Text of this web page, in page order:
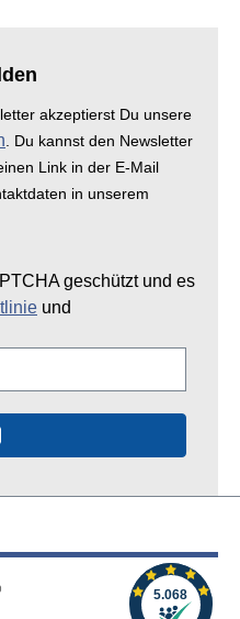
akzeptierst Du unsere
. Du kannst den Newsletter
Link in der E-Mail
in unserem
geschützt und es
und